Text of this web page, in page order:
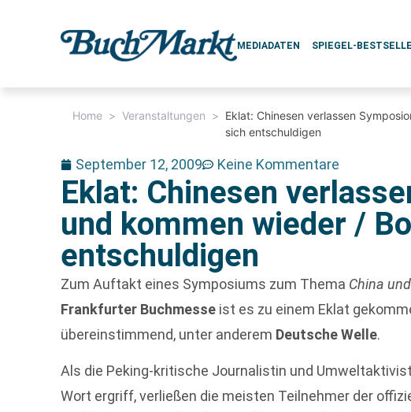
MEDIADATEN SPIEGEL-
Home > Veranstaltungen > Eklat: Chinesen verlassen
sich entschuldigen
September 12, 2009 Keine Kommentare
Eklat: Chinesen
und kommen wieder /
entschuldigen
Zum Auftakt eines Symposiums zum Thema China
Frankfurter Buchmesse ist es zu einem Eklat
übereinstimmend, unter anderem Deutsche Welle.
Als die Peking-kritische Journalistin und
Wort ergriff, verließen die meisten Teilnehmer der